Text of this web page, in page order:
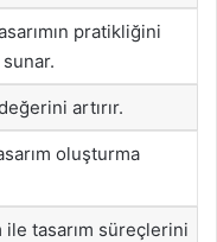
pratikliğini
artırır.
oluşturma
ile tasarım süreçlerini